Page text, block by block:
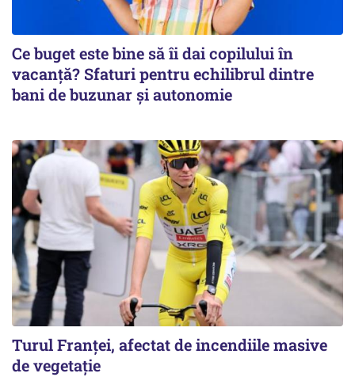
Ce buget este bine să îi dai copilului în
vacanță? Sfaturi pentru echilibrul dintre
bani de buzunar și autonomie
Turul Franţei, afectat de incendiile masive
de vegetaţie